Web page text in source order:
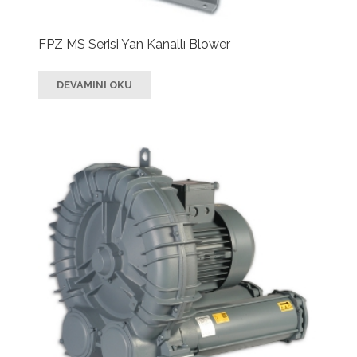
FPZ MS Serisi Yan Kanallı Blower
DEVAMINI OKU